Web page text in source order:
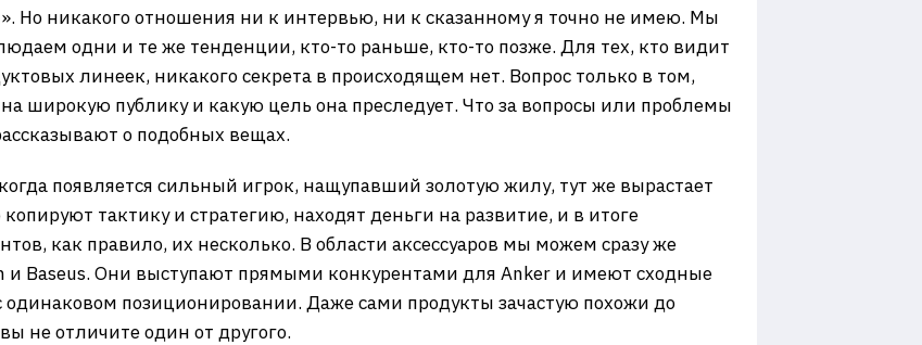
Но никакого отношения ни к интервью, ни к сказанному я точно не имею. Мы
одни и те же тенденции, кто-то раньше, кто-то позже. Для тех, кто видит
линеек, никакого секрета в происходящем нет. Вопрос только в том,
широкую публику и какую цель она преследует. Что за вопросы или проблемы
о подобных вещах.
появляется сильный игрок, нащупавший золотую жилу, тут же вырастает
тактику и стратегию, находят деньги на развитие, и в итоге
как правило, их несколько. В области аксессуаров мы можем сразу же
и Baseus. Они выступают прямыми конкурентами для Anker и имеют сходные
позиционировании. Даже сами продукты зачастую похожи до
не отличите один от другого.